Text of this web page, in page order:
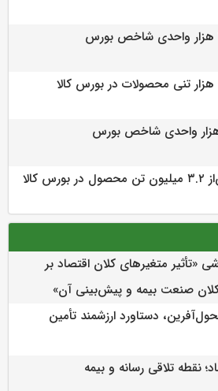
کالا
«تأثیر متغیرهای كلان اقتصاد بر
صنعت بیمه و پیش‌بینی آن»
دستاورد ارزشمند تأمین
نقطه تلاقی رسانه و بیمه